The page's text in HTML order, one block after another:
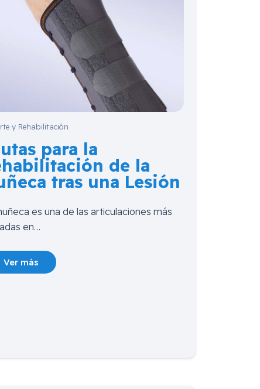
y Rehabilitación
para la
de la
tras una Lesión
es una de las articulaciones más
en…
Ver más